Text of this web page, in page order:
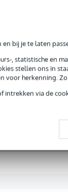
bij je te laten
, statistische en
stellen ons in
voor herkenning.
intrekken via de
De
zoals pop,
hierdoor heeft